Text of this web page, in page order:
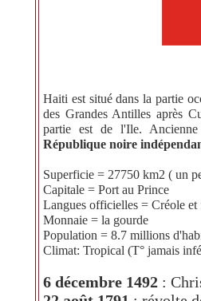
Haiti est situé dans la partie
des Grandes Antilles après
partie est de l'Ile.
République noire
Superficie = 27750 km2 ( un
Capitale = Port au Prince
Langues officielles = Créole et
Monnaie = la gourde
Population = 8.7 millions
Climat: Tropical (T° jamais
6 décembre 1492 :